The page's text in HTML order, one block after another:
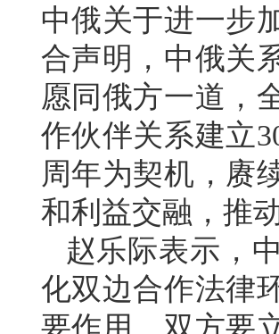
中俄关于进一步
合声明，中俄关
愿同俄方一道，
作伙伴关系建立
周年为契机，赓
和利益交融，推
赵乐际表示，
化双边合作法律
要作用。双方要